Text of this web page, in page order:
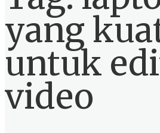
yang
untuk
video